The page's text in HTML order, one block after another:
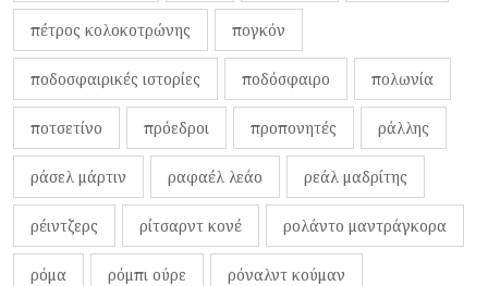
πέτρος κολοκοτρώνης πογκόν
ποδοσφαιρικές ιστορίες ποδόσφαιρο πολωνία
ποτσετίνο πρόεδροι προπονητές ράλλης
ράσελ μάρτιν ραφαέλ λεάο ρεάλ μαδρίτης
ρέιντζερς ρίτσαρντ κονέ ρολάντο μαντράγκορα
ρόμα ρόμπι ούρε ρόναλντ κούμαν